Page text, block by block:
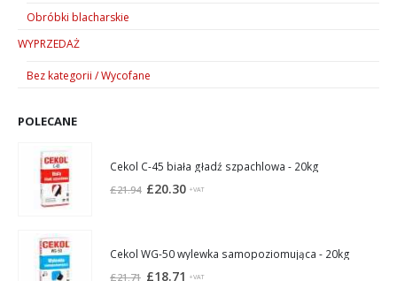
Obróbki blacharskie
WYPRZEDAŻ
Bez kategorii / Wycofane
POLECANE
Cekol C-45 biała gładź szpachlowa - 20kg
£21.94 Pierwotna
£20.30Aktualna
+VAT
Cekol WG-50 wylewka samopoziomująca - 20kg
£21.71 Pierwotna
£18.71 Aktualna
+VAT